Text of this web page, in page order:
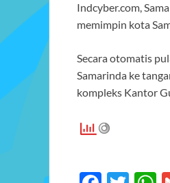
Indcyber.com,
memimpin kota
Secara otomatis
Samarinda ke
kompleks Kantor